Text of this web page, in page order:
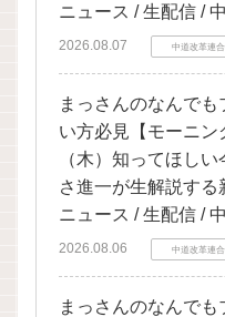
ニュース / 生配信 /
2026.08.07 中道改革連
まっさんのなんで
い方必見【モーニン
（木）知ってほし
さ進一が生解説す
ニュース / 生配信 /
2026.08.06 中道改革連
まっさんのなんで